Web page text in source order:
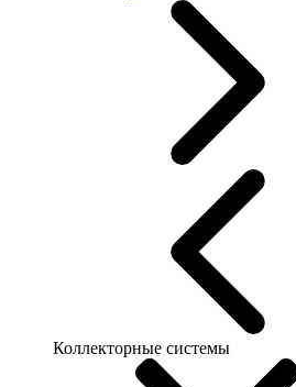
Коллекторные системы